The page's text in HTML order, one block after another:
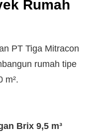
Rumah
PT Tiga Mitracon
rumah tipe
m².
Brix 9,5 m³